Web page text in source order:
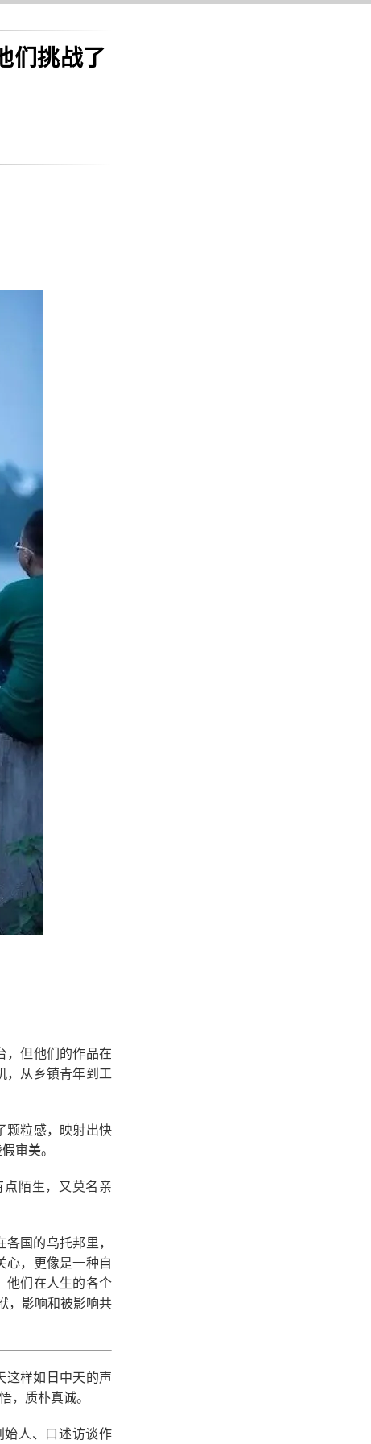
们挑战了
，但他们的作品在
，从乡镇青年到工
颗粒感，映射出快
审美。
点陌生，又莫名亲
各国的乌托邦里，
心，更像是一种自
他们在人生的各个
，影响和被影响共
这样如日中天的声
，质朴真诚。
人、口述访谈作